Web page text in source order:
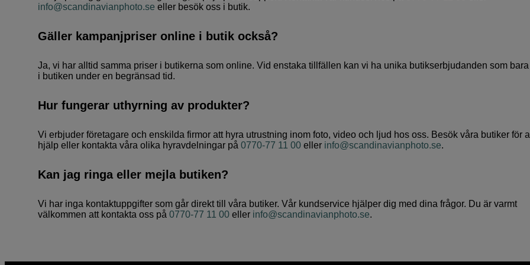
info@scandinavianphoto.se eller besök oss i butik.
Gäller kampanjpriser online i butik också?
Ja, vi har alltid samma priser i butikerna som online. Vid enstaka tillfällen kan vi ha unika butikserbjudanden som
i butiken under en begränsad tid.
Hur fungerar uthyrning av produkter?
Vi erbjuder företagare och enskilda firmor att hyra utrustning inom foto, video och ljud hos oss. Besök våra butiker för
hjälp eller kontakta våra olika hyravdelningar på 0770-77 11 00 eller info@scandinavianphoto.se.
Kan jag ringa eller mejla butiken?
Vi har inga kontaktuppgifter som går direkt till våra butiker. Vår kundservice hjälper dig med dina frågor. Du är varmt
välkommen att kontakta oss på 0770-77 11 00 eller info@scandinavianphoto.se.